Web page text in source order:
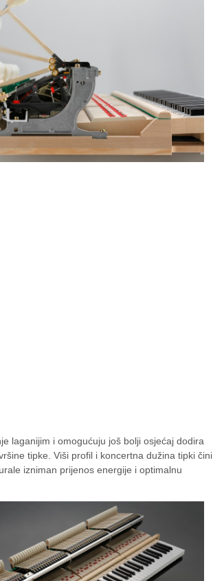
laganijim i omogućuju još bolji osjećaj dodira
tipke. Viši profil i koncertna dužina tipki čini
izniman prijenos energije i optimalnu